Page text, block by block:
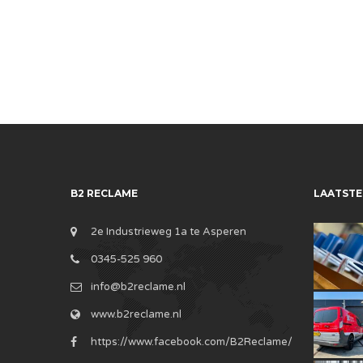
B2 RECLAME
2e Industrieweg 1a te Asperen
0345-525 960
info@b2reclame.nl
www.b2reclame.nl
https://www.facebook.com/B2Reclame/